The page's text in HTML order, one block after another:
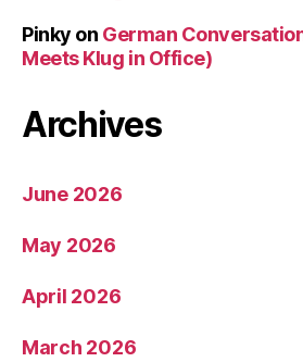
Pinky on German
Meets Klug in Office)
Archives
June 2026
May 2026
April 2026
March 2026